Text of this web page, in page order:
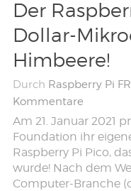
Der
Dollar-
Himbeere!
Durch Raspberry Pi FR
Kommentare
Am 21. Januar 2021
Foundation ihr
Raspberry Pi Pico,
wurde! Nach dem
Computer-Branche